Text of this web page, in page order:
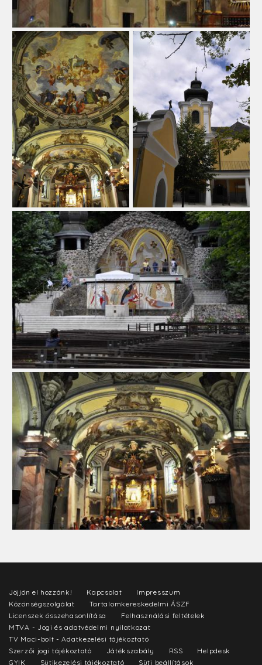
Jöjjön el hozzánk! Kapcsolat
Impresszum
Közönségszolgálat
Tartalomkereskedelmi ÁSZF
Licenszek összehasonlítása
Felhasználási feltételek
MTVA - Jogi és adatvédelmi nyilatkozat
TV Maci-bolt - Adatkezelési tájékoztató
Szerzői jogi tájékoztató
Játékszabály RSS
Helpdesk
GYIK
Sütikezelési tájékoztató Süti beállítások